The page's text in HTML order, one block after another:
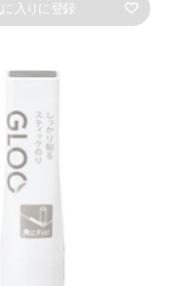
に入りに登録